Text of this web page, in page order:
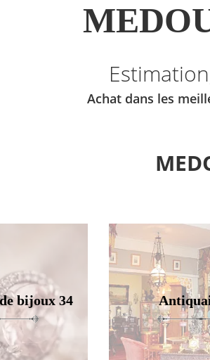
Achat dans les
bijoux 34